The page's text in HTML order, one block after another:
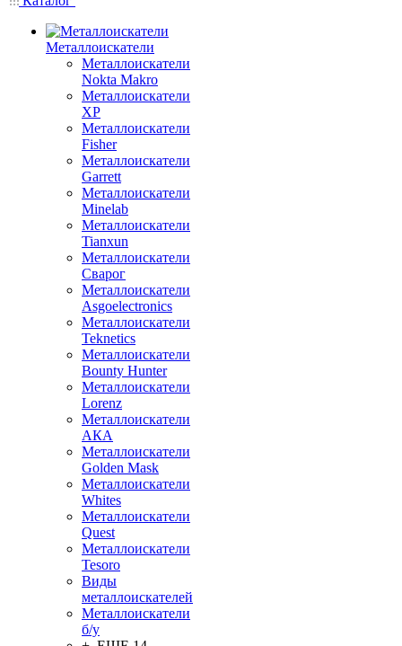
Металлоискатели
Металлоискатели
Nokta Makro
Металлоискатели
XP
Металлоискатели
Fisher
Металлоискатели
Garrett
Металлоискатели
Minelab
Металлоискатели
Tianxun
Металлоискатели
Сварог
Металлоискатели
Asgoelectronics
Металлоискатели
Teknetics
Металлоискатели
Bounty Hunter
Металлоискатели
Lorenz
Металлоискатели
АКА
Металлоискатели
Golden Mask
Металлоискатели
Whites
Металлоискатели
Quest
Металлоискатели
Tesoro
Виды
металлоискателей
Металлоискатели
б/у